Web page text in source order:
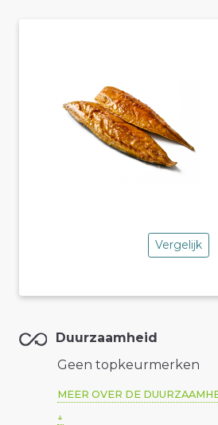
Vergelijk
Duurzaamheid
Geen topkeurmerken
MEER OVER DE